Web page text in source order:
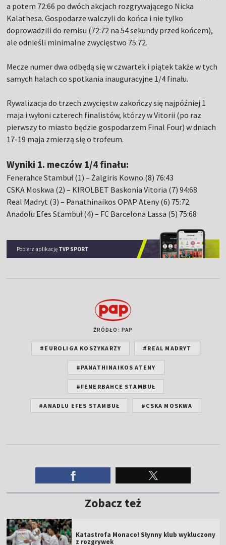
a potem 72:66 po dwóch akcjach rozgrywającego Nicka
Kalathesa. Gospodarze walczyli do końca i nie tylko
doprowadzili do remisu (72:72 na 54 sekundy przed końcem),
ale odnieśli minimalne zwycięstwo 75:72.
Mecze numer dwa odbędą się w czwartek i piątek także w tych
samych halach co spotkania inauguracyjne 1/4 finału.
Rywalizacja do trzech zwycięstw zakończy się najpóźniej 1
maja i wyłoni czterech finalistów, którzy w Vitorii (po raz
pierwszy to miasto będzie gospodarzem Final Four) w dniach
17-19 maja zmierzą się o trofeum.
Wyniki 1. meczów 1/4 finału:
Fenerahce Stambuł (1) – Żalgiris Kowno (8) 76:43
CSKA Moskwa (2) – KIROLBET Baskonia Vitoria (7) 94:68
Real Madryt (3) – Panathinaikos OPAP Ateny (6) 75:72
Anadolu Efes Stambuł (4) – FC Barcelona Lassa (5) 75:68
Pobierz aplikację TVP SPORT
ŹRÓDŁO: PAP
#EUROLIGA KOSZYKARZY #REAL MADRYT
#PANATHINAIKOS ATENY
#FENERBAHCE STAMBUŁ
#ANADLU EFES STAMBUŁ #CSKA MOSKWA
Zobacz też
Katastrofa Monaco! Słynny klub wykluczony
z rozgrywek